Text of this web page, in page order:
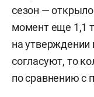
сезон —
момент еще 1,1
на
согласуют, то
по сравнению с